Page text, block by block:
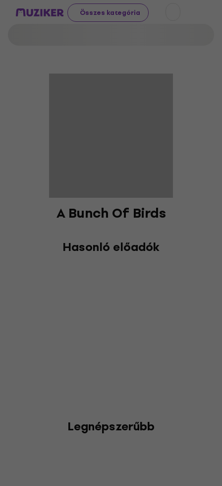
Összes kategória
A Bunch Of Birds
Hasonló előadók
Legnépszerűbb